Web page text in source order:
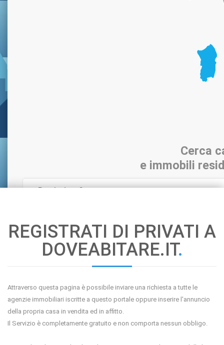
Cerca
e immobili
REGISTRATI DI PRIVATI A
DOVEABITARE.IT.
Attraverso questa pagina è possibile inviare una richiesta a tutte le
agenzie immobiliari iscritte a questo portale oppure inserire l'annuncio
della propria casa in vendita ed in affitto.
Il Servizio è completamente gratuito e non comporta nessun obbligo.